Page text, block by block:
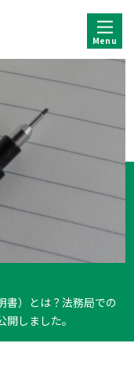
書）とは？法務局での
しました。